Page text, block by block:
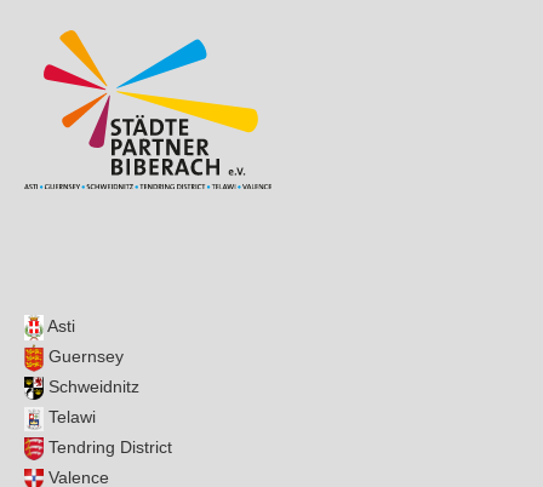
Asti
Guernsey
Schweidnitz
Telawi
Tendring District
Valence